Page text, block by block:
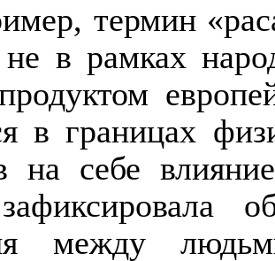
термин
в рамках
в границах
на себе
между